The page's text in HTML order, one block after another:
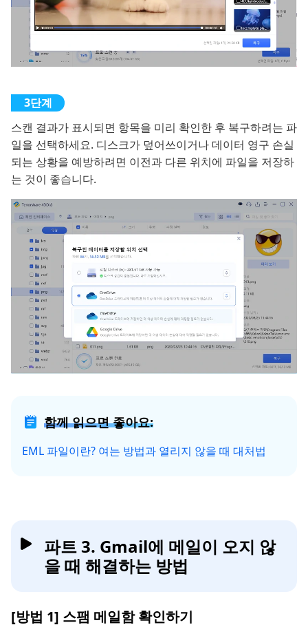
스캔 결과가 표시되면 항목을 미리 확인한 후 복구하려는 파
일을 선택하세요. 디스크가 덮어쓰이거나 데이터 영구 손실
되는 상황을 예방하려면 이전과 다른 위치에 파일을 저장하
는 것이 좋습니다.
함께 읽으면 좋아요:
EML 파일이란? 여는 방법과 열리지 않을 때 대처법
파트 3. Gmail에 메일이 오지 않
을 때 해결하는 방법
[방법 1] 스팸 메일함 확인하기